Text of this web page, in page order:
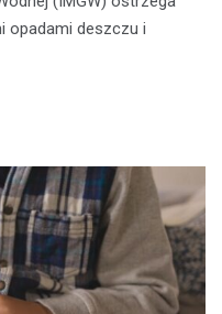
opadami deszczu i